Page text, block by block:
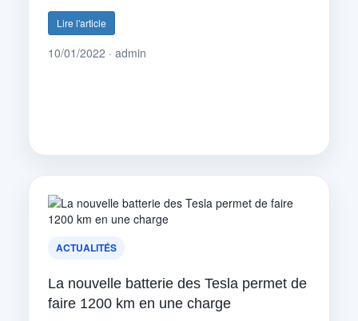
Lire l'article
10/01/2022 · admin
ACTUALITÉS
La nouvelle batterie des Tesla permet de
faire 1200 km en une charge